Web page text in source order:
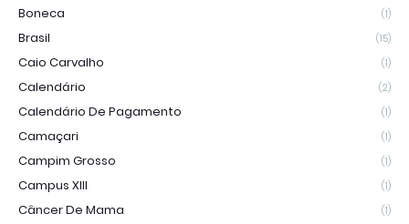
Boneca (1)
Brasil (15)
Caio Carvalho (1)
Calendário (2)
Calendário De Pagamento (1)
Camaçari (1)
Campim Grosso (1)
Campus XIII (1)
Câncer De Mama (1)